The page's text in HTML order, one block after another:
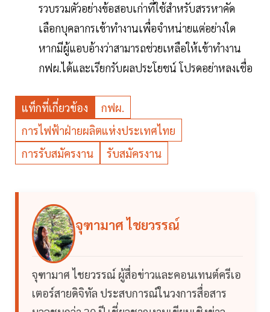
รวบรวมตัวอย่างข้อสอบเก่าที่ใช้สำหรับสรรหาคัด
เลือกบุคลากรเข้าทำงานเพื่อจำหน่ายแต่อย่างใด
หากมีผู้แอบอ้างว่าสามารถช่วยเหลือให้เข้าทำงาน
กฟผ.ได้และเรียกรับผลประโยชน์ โปรดอย่าหลงเชื่อ
แท็กที่เกี่ยวข้อง
กฟผ.
การไฟฟ้าฝ่ายผลิตแห่งประเทศไทย
การรับสมัครงาน
รับสมัครงาน
จุฑามาศ ไชยวรรณ์
จุฑามาศ ไชยวรรณ์ ผู้สื่อข่าวและคอนเทนต์ครีเอ
เตอร์สายดิจิทัล ประสบการณ์ในวงการสื่อสาร